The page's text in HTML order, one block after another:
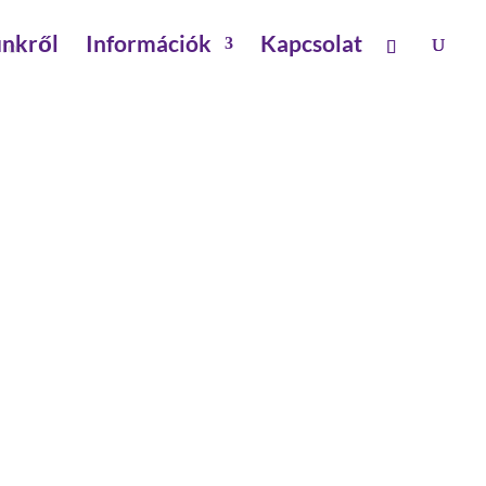
Információk Kapcsolat
fok